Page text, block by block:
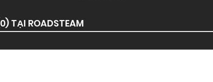
0) TẠI ROADSTEAM